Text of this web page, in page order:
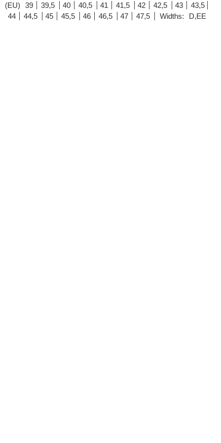
(EU) 39 39,5 40 40,5 41 41,5 42 42,5 43
43,5
44
44,5 45 45,5 46 46,5 47 47,5 Widths: D,EE